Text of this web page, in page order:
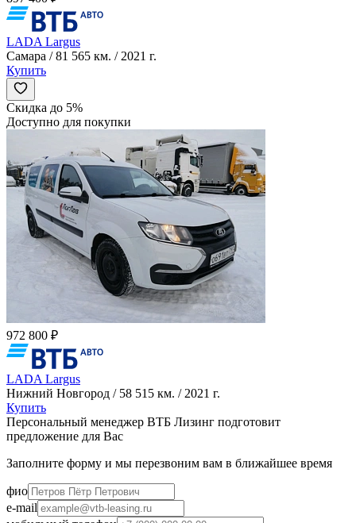
LADA Largus
Самара / 81 565 км. / 2021 г.
Купить
Скидка до 5%
Доступно для покупки
972 800 ₽
LADA Largus
Нижний Новгород / 58 515 км. / 2021 г.
Купить
Персональный менеджер ВТБ Лизинг подготовит
предложение для Вас
Заполните форму и мы перезвоним вам в ближайшее время
фио
e-mail